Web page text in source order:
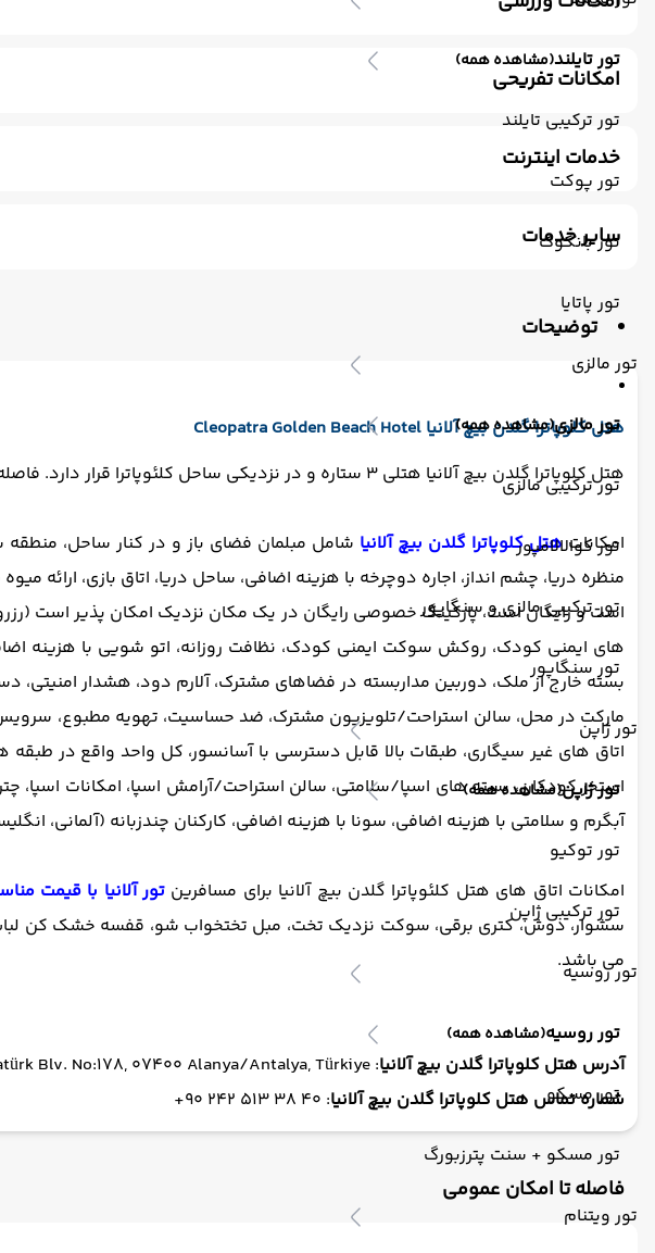
تور تایلند(مشاهده همه)
تور ترکیبی تایلند
تور پوکت
تور بانکوک
تور پاتایا
تور مالزی
تور مالزی(مشاهده همه)
تور ترکیبی مالزی
تور کوالالامپور
تور ترکیبی مالزی و سنگاپور
تور سنگاپور
تور ژاپن
تور ژاپن(مشاهده همه)
تور توکیو
تور ترکیبی ژاپن
تور روسیه
تور روسیه(مشاهده همه)
تور مسکو
تور مسکو + سنت پترزبورگ
تور ویتنام
امکانات تفریحی
ساحل اختصاصی
خدمات اینترنت
اینترنت بیسیم رایگان در لابی
سایر خدمات
توضیحات
هتل کلوپاترا گلدن بیچ آلانیا Cleopatra Golden Beach Hotel
هتل کلوپاترا گلدن بیچ آلانیا هتلی 3 ستاره و در نزدیکی ساحل کلئوپاترا قرار دارد. فاصله هتل کلئوپاترا گلدن بیچ آلانیا تا فرودگاه قاضی پاشا 40 کیلومتر است.
امکاناتهتل کلوپاترا گلدن بیچ آلانیا شامل مبلمان فضای باز و در کنار ساحل،
منظره دریا، چشم انداز، اجاره دوچرخه با هزینه اضافی، ساحل دریا، اتاق بازی،
های ایمنی کودک، روکش سوکت ایمنی کودک، نظافت روزانه، اتو شویی با هزینه
مارکت در محل، سالن استراحت/تلویزیون مشترک، ضد حساسیت، تهویه مطبوع، سرویس
اتاق های غیر سیگاری، طبقات بالا قابل دسترسی با آسانسور، کل واحد واقع در
استخر کودکان، بسته های اسپا/سلامتی، سالن استراحت/آرامش اسپا، امکانات اسپا،
آبگرم و سلامتی با هزینه اضافی، سونا با هزینه اضافی، کارکنان چندزبانه (آلمانی،
امکانات اتاق های هتل کلئوپاترا گلدن بیچ آلانیا برای مسافرین تور آلانیا با قیمت
سشوار، دوش، کتری برقی، سوکت نزدیک تخت، مبل تختخواب شو، قفسه خشک کن
می باشد.
آدرس هتل کلوپاترا گلدن بیچ آلانیا: Saray, Atatürk Blv. No:178, 07400 Alanya/Antalya, Türkiye
شماره تماس هتل کلوپاترا گلدن بیچ آلانیا: 40 38 513 242 90+
فاصله تا امکان عمومی